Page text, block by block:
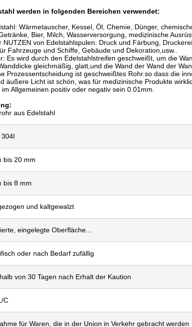
werden in folgenden Bereichen verwendet:
Wärmetauscher, Kessel, Öl, Chemie, Dünger,
Bier, Milch, Wasserversorgung, medizinische
von Edelstahlspulen: Druck und Färbung,
Fahrzeuge und Schiffe, Gebäude und Dekoration,usw..
Es wird durch den Edelstahlstreifen geschweißt, um die
gleichmäßig, glatt,und die Wand der Wand der
Prozessentscheidung ist geschweißtes Rohr.so dass die
äußere Licht ist schön, was für medizinische Produkte
Allgemeinen positiv oder negativ sein 0.01mm.
aus Edelstahl
304l
bis 20 mm
bis 8 mm
und kaltgewalzt
eingelegte Oberfläche...
oder nach Bedarf zufällig
von 30 Tagen nach Erhalt der Kaution
C
für Waren, die in der Union in Verkehr gebracht werden